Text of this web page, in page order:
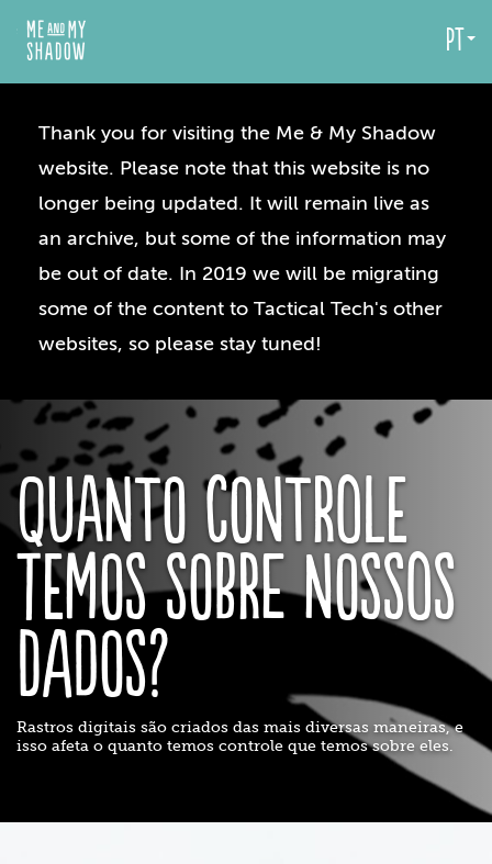
Thank you for visiting the Me & My Shadow
website. Please note that this website is no
longer being updated. It will remain live as
an archive, but some of the information may
be out of date. In 2019 we will be migrating
some of the content to Tactical Tech's other
websites, so please stay tuned!
pt
Quanto controle
temos sobre nossos
dados?
Rastros digitais são criados das mais diversas maneiras, e
isso afeta o quanto temos controle que temos sobre eles.